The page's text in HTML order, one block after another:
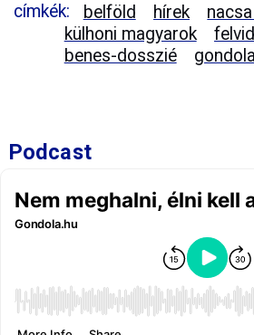
címkék: belföld hírek
külhoni magyarok
benes-dosszié
Podcast